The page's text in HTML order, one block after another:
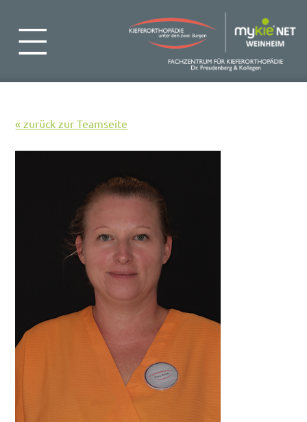
« zurück zur Teamseite